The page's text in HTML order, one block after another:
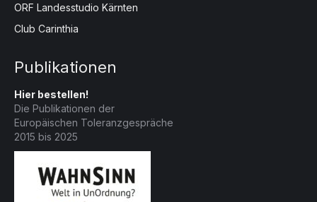
ORF Landesstudio Kärnten
Club Carinthia
Publikationen
Hier bestellen!
Die Publikationen der
Europäischen Toleranzgespräche
2015 bis 2025